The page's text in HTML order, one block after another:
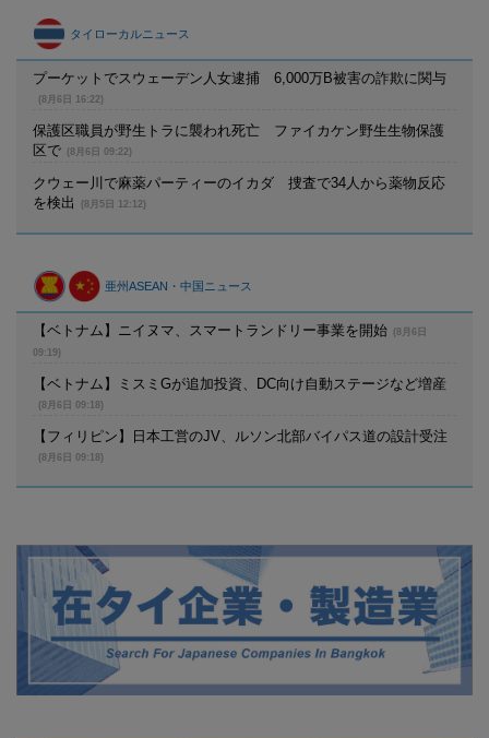
タイローカルニュース
プーケットでスウェーデン人女逮捕 6,000万B被害の詐欺に関与
(8月6日 16:22)
保護区職員が野生トラに襲われ死亡 ファイカケン野生生物保護
区で
(8月6日 09:22)
クウェー川で麻薬パーティーのイカダ 捜査で34人から薬物反応
を検出
(8月5日 12:12)
亜州ASEAN・中国ニュース
【ベトナム】ニイヌマ、スマートランドリー事業を開始
(8月6日
09:19)
【ベトナム】ミスミGが追加投資、DC向け自動ステージなど増産
(8月6日 09:18)
【フィリピン】日本工営のJV、ルソン北部バイパス道の設計受注
(8月6日 09:18)